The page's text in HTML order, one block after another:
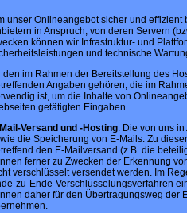
unser Onlineangebot sicher und
in Anspruch, von deren Servern
können wir Infrastruktur- und
und technische
den im Rahmen der Bereitstellung des
Angaben gehören, die im
ist, um die Inhalte von
getätigten Eingaben.
Versand und -Hosting: Die von uns
die Speicherung von E-Mails. Zu
den E-Mailversand (z.B. die
ferner zu Zwecken der Erkennung
verschlüsselt versendet werden. Im
zu-Ende-Verschlüsselungsverfahren
daher für den Übertragungsweg der